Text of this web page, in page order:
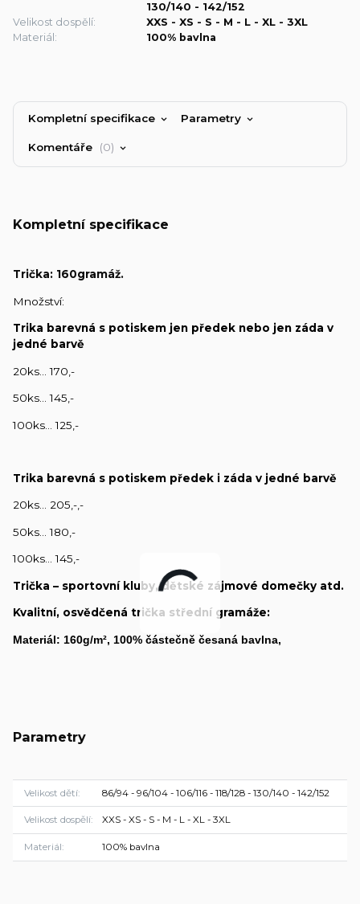
130/140 - 142/152
Velikost dospělí:
XXS - XS - S - M - L - XL - 3XL
Materiál:
100% bavlna
Kompletní specifikace Parametry
Komentáře 0
Kompletní specifikace
Trička: 160gramáž.
Množství:
Trika barevná s potiskem jen předek nebo jen záda v
jedné barvě
20ks… 170,-
50ks… 145,-
100ks… 125,-
Trika barevná s potiskem předek i záda v jedné barvě
20ks… 205,-,-
50ks… 180,-
100ks… 145,-
Trička – sportovní kluby, dětské zájmové domečky atd.
Kvalitní, osvědčená trička střední gramáže:
Materiál: 160g/m², 100% částečně česaná bavlna,
Parametry
Velikost dětí 86/94 - 96/104 - 106/116 - 118/128 - 130/140 - 142/152
Velikost dospělí XXS - XS - S - M - L - XL - 3XL
Materiál 100% bavlna